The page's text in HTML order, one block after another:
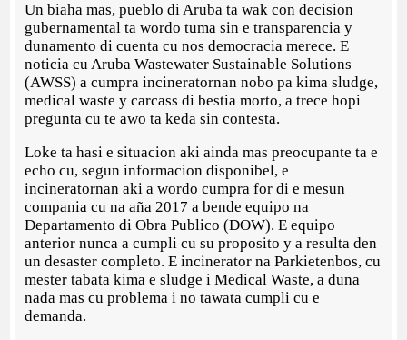
Un biaha mas, pueblo di Aruba ta wak con decision
gubernamental ta wordo tuma sin e transparencia y
dunamento di cuenta cu nos democracia merece. E
noticia cu Aruba Wastewater Sustainable Solutions
(AWSS) a cumpra incineratornan nobo pa kima sludge,
medical waste y carcass di bestia morto, a trece hopi
pregunta cu te awo ta keda sin contesta.
Loke ta hasi e situacion aki ainda mas preocupante ta e
echo cu, segun informacion disponibel, e
incineratornan aki a wordo cumpra for di e mesun
compania cu na aña 2017 a bende equipo na
Departamento di Obra Publico (DOW). E equipo
anterior nunca a cumpli cu su proposito y a resulta den
un desaster completo. E incinerator na Parkietenbos, cu
mester tabata kima e sludge i Medical Waste, a duna
nada mas cu problema i no tawata cumpli cu e
demanda.